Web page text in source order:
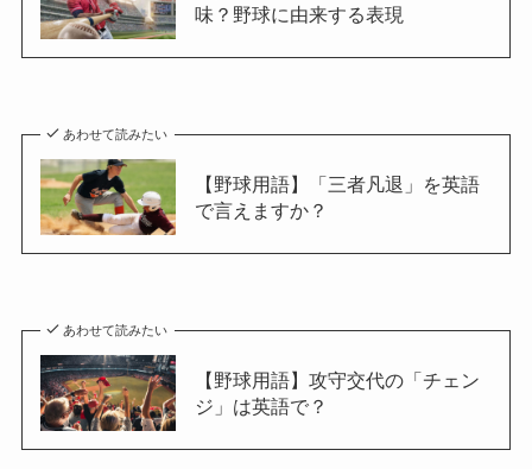
味？野球に由来する表現
あわせて読みたい
【野球用語】「三者凡退」を英語
で言えますか？
あわせて読みたい
【野球用語】攻守交代の「チェン
ジ」は英語で？